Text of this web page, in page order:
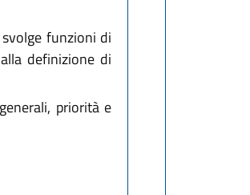
funzioni di
definizione di
priorità e